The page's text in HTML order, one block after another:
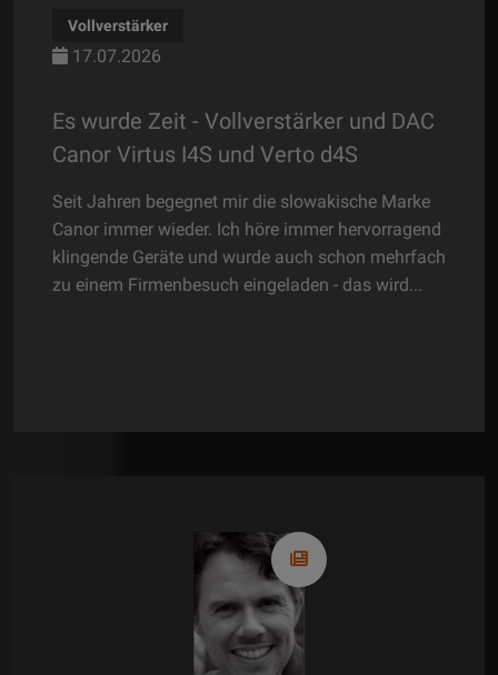
und DAC
d4S
slowakische Marke
immer hervorragend
auch schon mehrfach
- das wird...
Der neue Standard -
Michell Revolv
Das ist für Michell der neue
sich die drei Modelle im Mitchell-
einem klar, dass der Revolv die
Michell-Portfolio darstellt. Wobei,